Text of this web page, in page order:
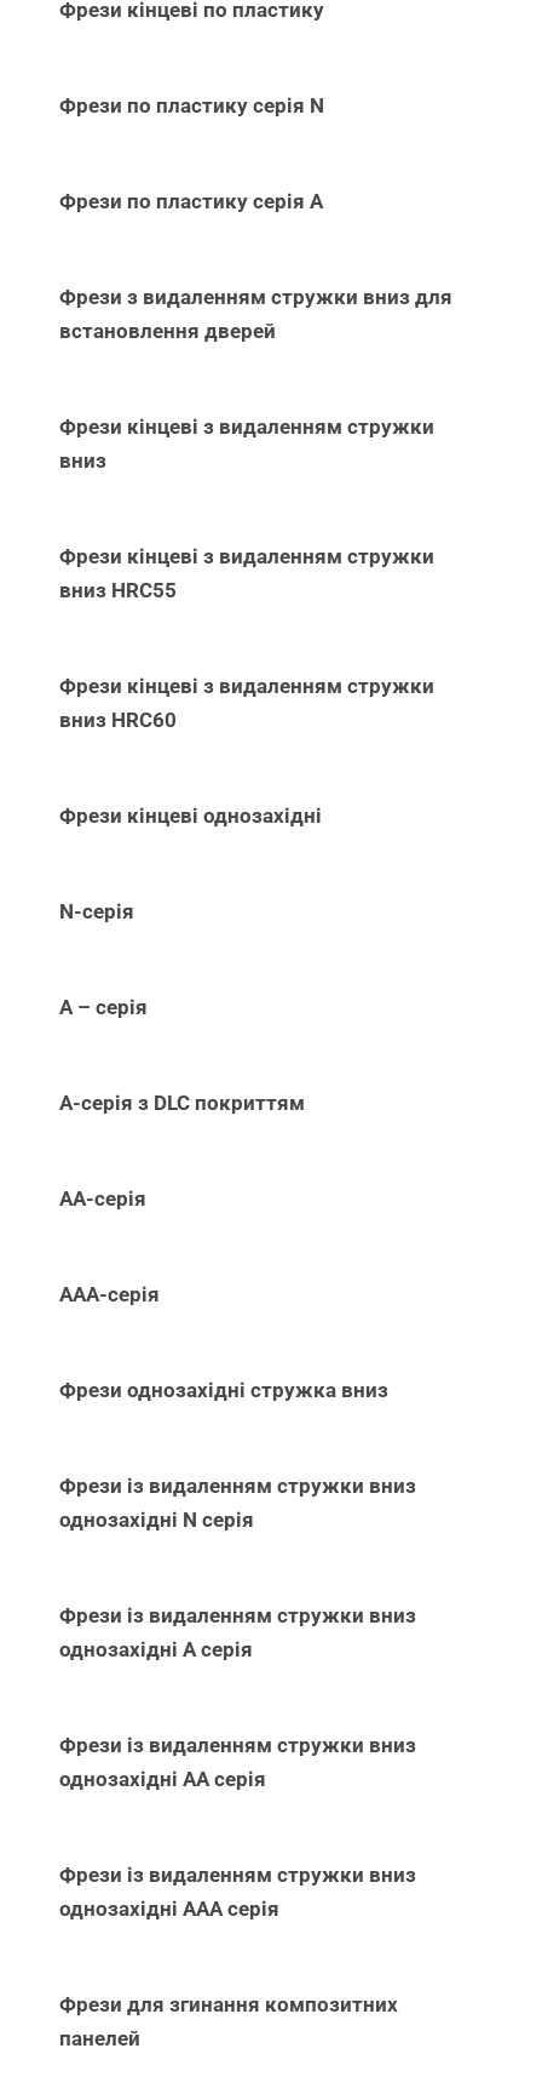
Фрези кінцеві по пластику
Фрези по пластику серія N
Фрези по пластику серія А
Фрези з видаленням стружки вниз для
встановлення дверей
Фрези кінцеві з видаленням стружки
вниз
Фрези кінцеві з видаленням стружки
вниз НRC55
Фрези кінцеві з видаленням стружки
вниз НRC60
Фрези кінцеві однозахідні
N-серія
А – серія
А-серія з DLC покриттям
АА-серія
ААА-серія
Фрези однозахідні стружка вниз
Фрези із видаленням стружки вниз
однозахідні N серія
Фрези із видаленням стружки вниз
однозахідні А серія
Фрези із видаленням стружки вниз
однозахідні АА серія
Фрези із видаленням стружки вниз
однозахідні ААА серія
Фрези для згинання композитних
панелей